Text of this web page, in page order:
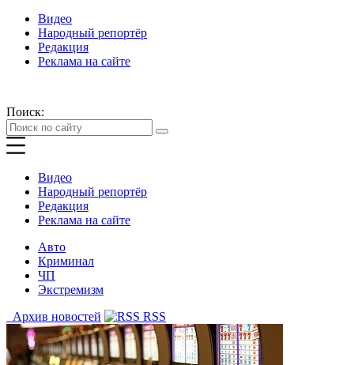
Видео
Народный репортёр
Редакция
Реклама на сайте
Поиск:
Видео
Народный репортёр
Редакция
Реклама на сайте
Авто
Криминал
ЧП
Экстремизм
Архив новостей
RSS